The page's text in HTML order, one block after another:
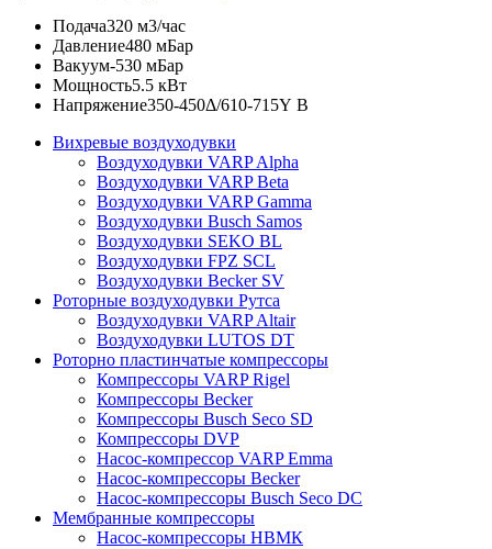
Подача320 м3/час
Давление480 мБар
Вакуум-530 мБар
Мощность5.5 кВт
Напряжение350-450Δ/610-715Y В
Вихревые воздуходувки
Воздуходувки VARP Alpha
Воздуходувки VARP Beta
Воздуходувки VARP Gamma
Воздуходувки Busch Samos
Воздуходувки SEKO BL
Воздуходувки FPZ SCL
Воздуходувки Becker SV
Роторные воздуходувки Рутса
Воздуходувки VARP Altair
Воздуходувки LUTOS DT
Роторно пластинчатые компрессоры
Компрессоры VARP Rigel
Компрессоры Becker
Компрессоры Busch Seco SD
Компрессоры DVP
Насос-компрессор VARP Emma
Насос-компрессоры Becker
Насос-компрессоры Busch Seco DC
Мембранные компрессоры
Насос-компрессоры НВМК